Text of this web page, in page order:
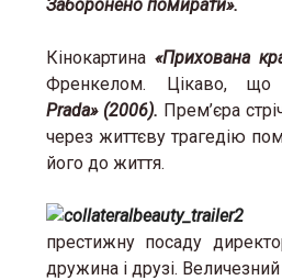
Заборонено помирати».
Кінокартина «Прихована
Френкелом. Цікаво,
Prada» (2006). Прем’єра
через життєву трагедію
його до життя.
престижну посаду
дружина і друзі.